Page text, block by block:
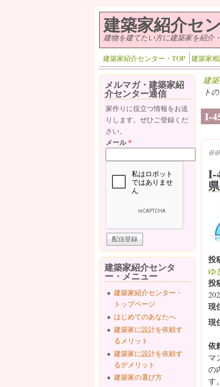
建築家紹介セ
建物を建てたい方に建築家を紹介
建築家紹介センター・TOP 建築家
建
ト
I-
I-
投
ゆ
投
現
現
依
マ
の
す
メルマガ・建築家紹
介センター通信
家作りに役立つ情報をお送
りします。ぜひご登録くだ
さい。
メール*
建築家紹介センタ
ー・メニュー
建築家紹介センター・
トップページ
はじめてのあなたへ
建築家に設計を依頼す
るメリット
建築家に設計を依頼す
るデメリット
建築家の選び方